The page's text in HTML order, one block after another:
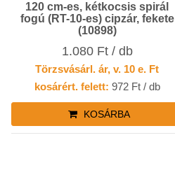
120 cm-es, kétkocsis spirál
fogú (RT-10-es) cipzár, fekete
(10898)
1.080 Ft / db
Törzsvásárl. ár, v. 10 e. Ft
kosárért. felett: 972 Ft / db
KOSÁRBA